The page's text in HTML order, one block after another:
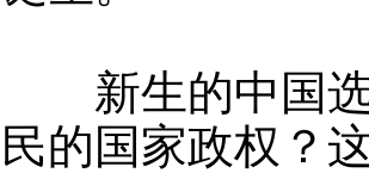
新生的中国选
民的国家政权？